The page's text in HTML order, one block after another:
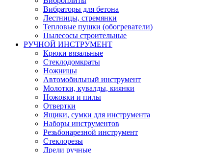
Вибраторы для бетона
Лестницы, стремянки
Тепловые пушки (обогреватели)
Пылесосы строительные
РУЧНОЙ ИНСТРУМЕНТ
Крюки вязальные
Стеклодомкраты
Ножницы
Автомобильный инструмент
Молотки, кувалды, киянки
Ножовки и пилы
Отвертки
Ящики, сумки для инструмента
Наборы инструментов
Резьбонарезной инструмент
Стеклорезы
Дрели ручные